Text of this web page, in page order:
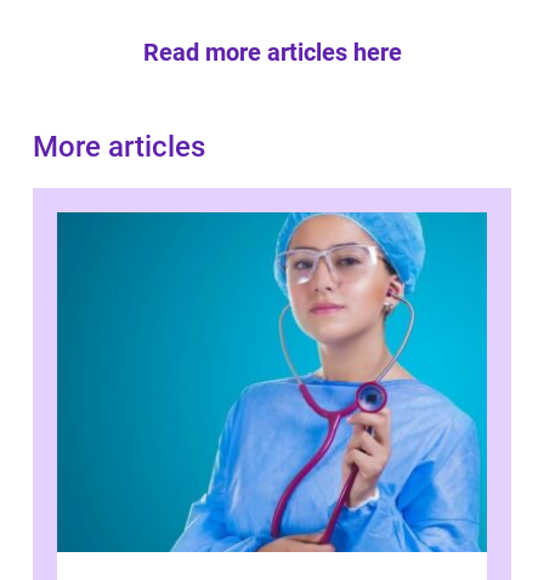
Read more articles here
More articles